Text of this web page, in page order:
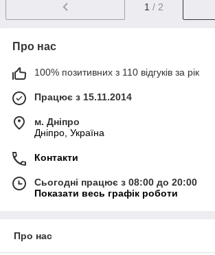
1 / 2
Про нас
100% позитивних з 110 відгуків за рік
Працює з 15.11.2014
м. Дніпро
Дніпро, Україна
Контакти
Сьогодні працює з 08:00 до 20:00
Показати весь графік роботи
Про нас